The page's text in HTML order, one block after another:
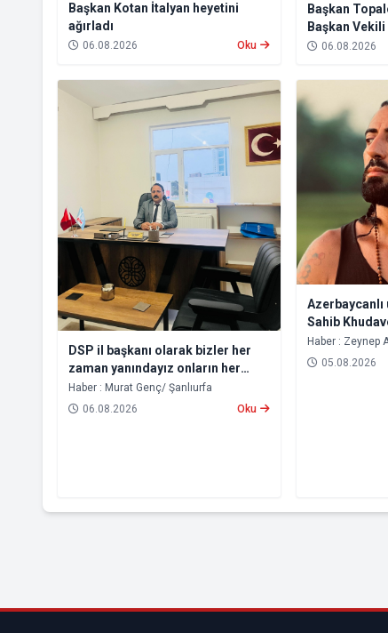
Başkan Kotan İtalyan heyetini
ağırladı
06.08.2026 Oku
Başkan
Başkan
06.08.2026
DSP il başkanı olarak bizler her
zaman yanındayız onların her
zaman sorunlarını dile
getireceğiz
Haber : Murat Genç/ Şanlıurfa
06.08.2026
Oku
Azerbaycanlı
Sahib
Okuyucular
Haber : Zeynep
05.08.2026